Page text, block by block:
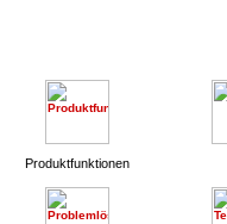
Produktfunktionen